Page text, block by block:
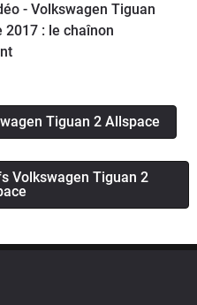
- Volkswagen Tiguan
2017 : le chaînon
Tiguan 2 Allspace
Volkswagen Tiguan 2